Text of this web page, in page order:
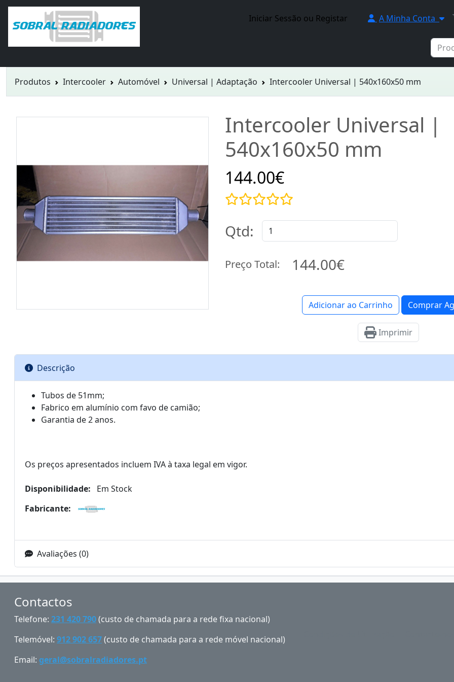
Iniciar Sessão ou Registar A Minha Conta
Produtos Intercooler Automóvel Universal | Adaptação Intercooler Universal | 540x160x50 mm
Intercooler Universal |
540x160x50 mm
144.00€
Qtd:
Preço Total: 144.00€
Adicionar ao Carrinho Comprar
Imprimir
Descrição
Tubos de 51mm;
Fabrico em alumínio com favo de camião;
Garantia de 2 anos.
Os preços apresentados incluem IVA à taxa legal em vigor.
Disponibilidade:
Em Stock
Fabricante:
Avaliações (0)
Contactos
Telefone: 231 420 790(custo de chamada para a rede fixa nacional)
Telemóvel: 912 902 657(custo de chamada para a rede móvel nacional)
Email: geral@sobralradiadores.pt